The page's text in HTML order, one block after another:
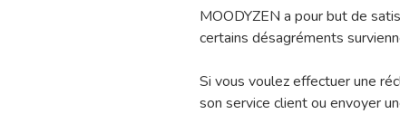
MOODYZEN a pour but de
certains désagréments
Si vous voulez effectuer une
son service client ou envoyer